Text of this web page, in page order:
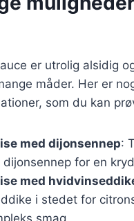
er utrolig alsidig
måder. Her er
som du kan
med dijonsennep:
for en
med
i stedet for
smag.